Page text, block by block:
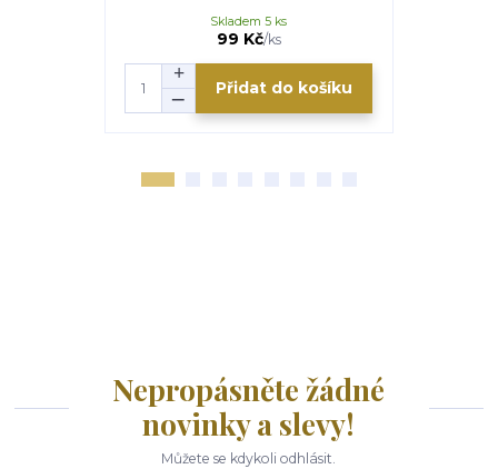
99 Kč/ks
Skladem 5 ks
Přidat do košíku
Nepropásněte žádné
novinky a slevy!
Můžete se kdykoli odhlásit.